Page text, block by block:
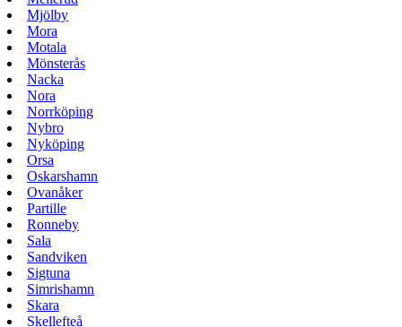
Mjölby
Mora
Motala
Mönsterås
Nacka
Nora
Norrköping
Nybro
Nyköping
Orsa
Oskarshamn
Ovanåker
Partille
Ronneby
Sala
Sandviken
Sigtuna
Simrishamn
Skara
Skellefteå